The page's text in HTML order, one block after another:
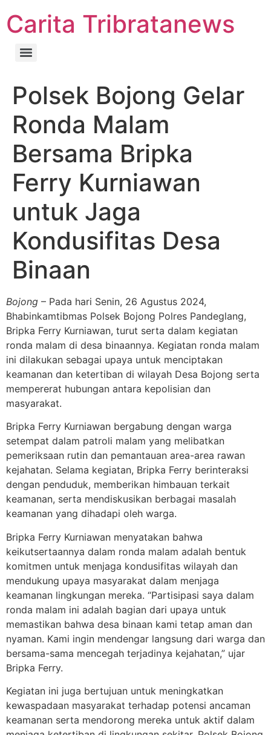
Carita Tribratanews
Polsek Bojong Gelar
Ronda Malam
Bersama Bripka
Ferry Kurniawan
untuk Jaga
Kondusifitas Desa
Binaan
Bojong – Pada hari Senin, 26 Agustus 2024,
Bhabinkamtibmas Polsek Bojong Polres Pandeglang,
Bripka Ferry Kurniawan, turut serta dalam kegiatan
ronda malam di desa binaannya. Kegiatan ronda malam
ini dilakukan sebagai upaya untuk menciptakan
keamanan dan ketertiban di wilayah Desa Bojong serta
mempererat hubungan antara kepolisian dan
masyarakat.
Bripka Ferry Kurniawan bergabung dengan warga
setempat dalam patroli malam yang melibatkan
pemeriksaan rutin dan pemantauan area-area rawan
kejahatan. Selama kegiatan, Bripka Ferry berinteraksi
dengan penduduk, memberikan himbauan terkait
keamanan, serta mendiskusikan berbagai masalah
keamanan yang dihadapi oleh warga.
Bripka Ferry Kurniawan menyatakan bahwa
keikutsertaannya dalam ronda malam adalah bentuk
komitmen untuk menjaga kondusifitas wilayah dan
mendukung upaya masyarakat dalam menjaga
keamanan lingkungan mereka. “Partisipasi saya dalam
ronda malam ini adalah bagian dari upaya untuk
memastikan bahwa desa binaan kami tetap aman dan
nyaman. Kami ingin mendengar langsung dari warga dan
bersama-sama mencegah terjadinya kejahatan,” ujar
Bripka Ferry.
Kegiatan ini juga bertujuan untuk meningkatkan
kewaspadaan masyarakat terhadap potensi ancaman
keamanan serta mendorong mereka untuk aktif dalam